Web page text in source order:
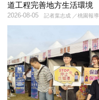
道工程完善地方生活環境
記者葉志成 ／桃園報導
2026-08-05